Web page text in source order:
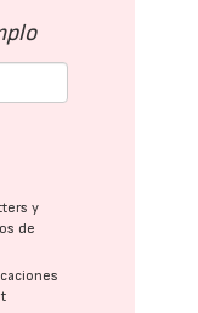
y
de